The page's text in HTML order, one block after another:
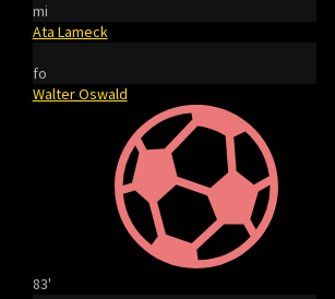
mi
Ata Lameck
fo
Walter Oswald
83'